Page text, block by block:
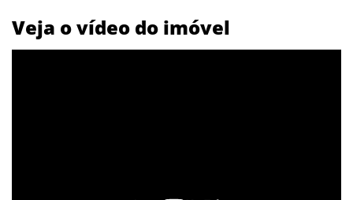
Veja o vídeo do imóvel